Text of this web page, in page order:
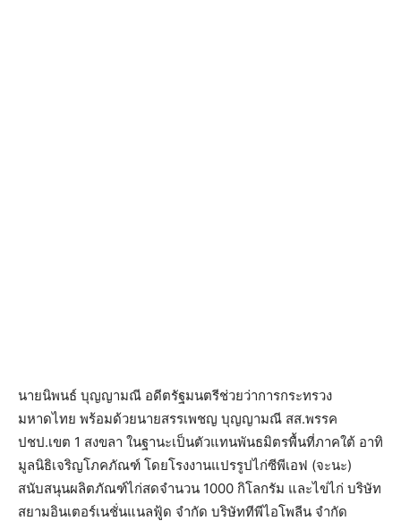
นายนิพนธ์ บุญญามณี อดีตรัฐมนตรีช่วยว่าการกระทรวง
มหาดไทย พร้อมด้วยนายสรรเพชญ บุญญามณี สส.พรรค
ปชป.เขต 1 สงขลา ในฐานะเป็นตัวแทนพันธมิตรพื้นที่ภาคใต้ อาทิ
มูลนิธิเจริญโภคภัณฑ์ โดยโรงงานแปรรูปไก่ซีพีเอฟ (จะนะ)
สนับสนุนผลิตภัณฑ์ไก่สดจำนวน 1000 กิโลกรัม และไข่ไก่ บริษัท
สยามอินเตอร์เนชั่นแนลฟู้ด จำกัด บริษัททีพีไอโพลีน จำกัด